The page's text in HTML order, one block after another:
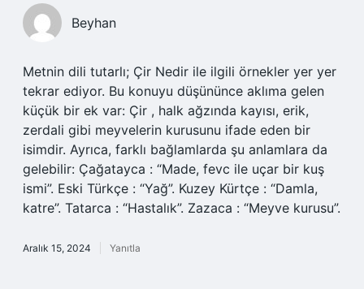
Beyhan
Metnin dili tutarlı; Çir Nedir ile ilgili örnekler yer yer
tekrar ediyor. Bu konuyu düşününce aklıma gelen
küçük bir ek var: Çir , halk ağzında kayısı, erik,
zerdali gibi meyvelerin kurusunu ifade eden bir
isimdir. Ayrıca, farklı bağlamlarda şu anlamlara da
gelebilir: Çağatayca : “Made, fevc ile uçar bir kuş
ismi”. Eski Türkçe : “Yağ”. Kuzey Kürtçe : “Damla,
katre”. Tatarca : “Hastalık”. Zazaca : “Meyve kurusu”.
Aralık 15, 2024 Yanıtla